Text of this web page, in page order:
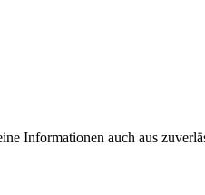
Informationen auch aus